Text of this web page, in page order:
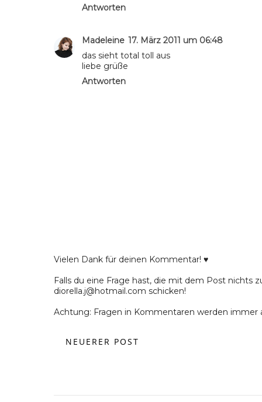
Antworten
Madeleine 17. März 2011 um 06:48
das sieht total toll aus
liebe grüße
Antworten
Vielen Dank für deinen Kommentar! ♥
Falls du eine Frage hast, die mit dem Post nichts
diorella.j@hotmail.com schicken!
Achtung: Fragen in Kommentaren werden
NEUERER POST